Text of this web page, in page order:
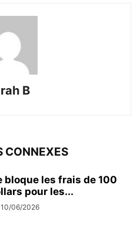
B
CONNEXES
bloque les frais de 100
pour les...
10/06/2026